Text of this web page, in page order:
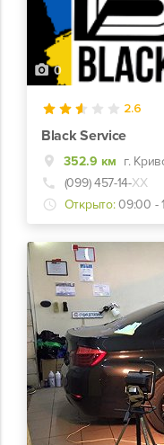
0
2.6
Black Service
352.9 км г.
(099) 457-14-ХХ
Открыто: 09:00 -